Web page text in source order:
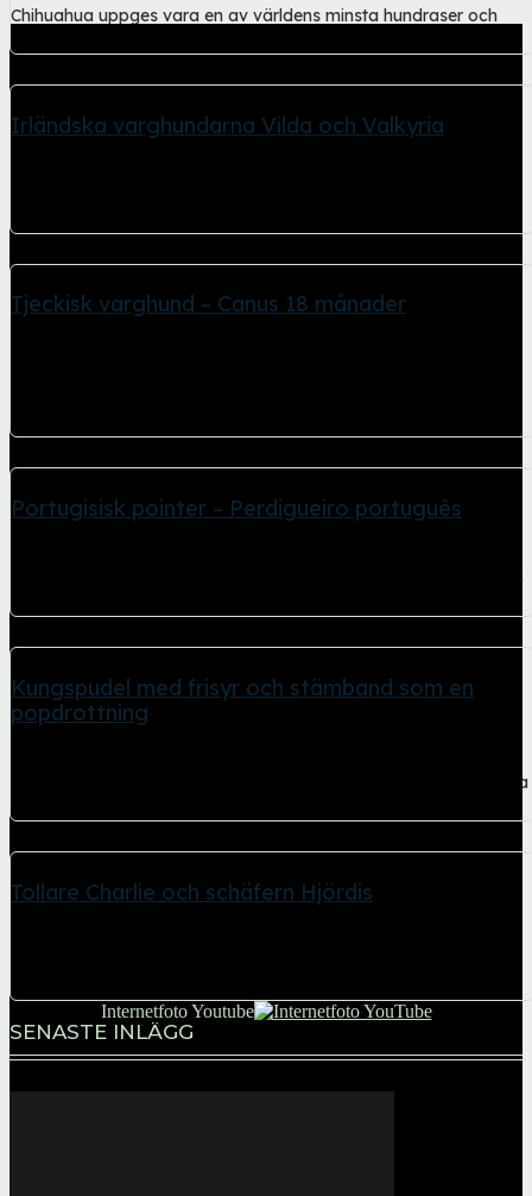
Chihuahua uppges vara en av världens minsta hundraser och
Irländska varghundarna Vilda och Valkyria
Tjeckisk varghund – Canus 18 månader
Portugisisk pointer – Perdigueiro português
Kungspudel med frisyr och stämband som en
popdrottning
Vinter med minusgrader – men Mimmis fluffiga frisyr värmde alla
Tollare Charlie och schäfern Hjördis
Internetfoto Youtube
SENASTE INLÄGG